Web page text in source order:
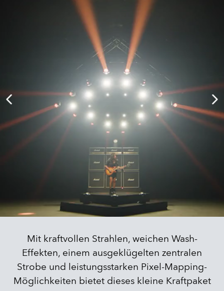
Mit kraftvollen Strahlen, weichen Wash-
Effekten, einem ausgeklügelten zentralen
Strobe und leistungsstarken Pixel-Mapping-
Möglichkeiten bietet dieses kleine Kraftpaket